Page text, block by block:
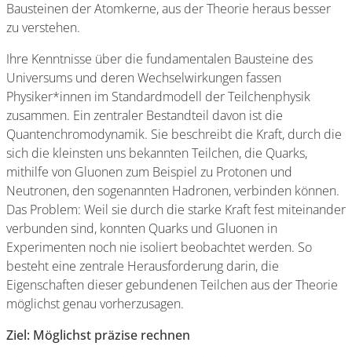
Bausteinen der Atomkerne, aus der Theorie heraus besser
zu verstehen.
Ihre Kenntnisse über die fundamentalen Bausteine des
Universums und deren Wechselwirkungen fassen
Physiker*innen im Standardmodell der Teilchenphysik
zusammen. Ein zentraler Bestandteil davon ist die
Quantenchromodynamik. Sie beschreibt die Kraft, durch die
sich die kleinsten uns bekannten Teilchen, die Quarks,
mithilfe von Gluonen zum Beispiel zu Protonen und
Neutronen, den sogenannten Hadronen, verbinden können.
Das Problem: Weil sie durch die starke Kraft fest miteinander
verbunden sind, konnten Quarks und Gluonen in
Experimenten noch nie isoliert beobachtet werden. So
besteht eine zentrale Herausforderung darin, die
Eigenschaften dieser gebundenen Teilchen aus der Theorie
möglichst genau vorherzusagen.
Ziel: Möglichst präzise rechnen